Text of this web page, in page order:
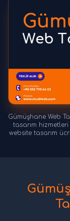
Gümüşhane Web
tasarım
website tasarım